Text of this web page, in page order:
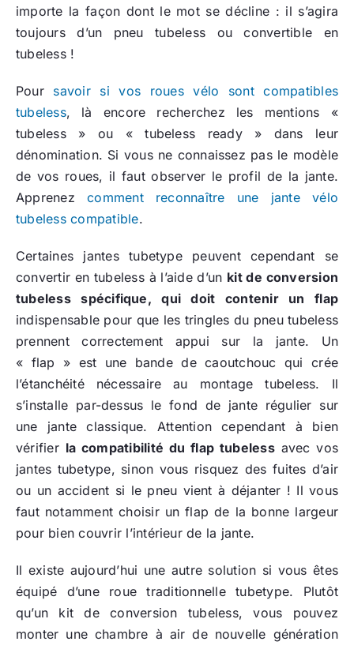
importe la façon dont le mot se décline : il s’agira
toujours d’un pneu tubeless ou convertible en
tubeless !
Pour savoir si vos roues vélo sont compatibles
tubeless, là encore recherchez les mentions «
tubeless » ou « tubeless ready » dans leur
dénomination. Si vous ne connaissez pas le modèle
de vos roues, il faut observer le profil de la jante.
Apprenezcomment reconnaître une jante vélo
tubeless compatible.
Certaines jantes tubetype peuvent cependant se
convertir en tubeless à l’aide d’un kit de conversion
tubeless spécifique, qui doit contenir un flap
indispensable pour que les tringles du pneu tubeless
prennent correctement appui sur la jante. Un
« flap » est une bande de caoutchouc qui crée
l’étanchéité nécessaire au montage tubeless. Il
s’installe par-dessus le fond de jante régulier sur
une jante classique. Attention cependant à bien
vérifier la compatibilité du flap tubelessavec vos
jantes tubetype, sinon vous risquez des fuites d’air
ou un accident si le pneu vient à déjanter ! Il vous
faut notamment choisir un flap de la bonne largeur
pour bien couvrir l’intérieur de la jante.
Il existe aujourd’hui une autre solution si vous êtes
équipé d’une roue traditionnelle tubetype. Plutôt
qu’un kit de conversion tubeless, vous pouvez
monter une chambre à air de nouvelle génération